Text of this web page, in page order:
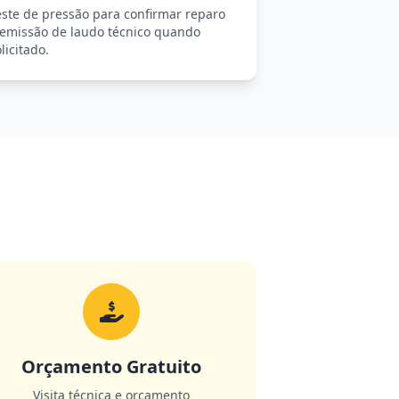
de pressão para confirmar reparo
de laudo técnico quando
Orçamento Gratuito
Visita técnica e orçamento